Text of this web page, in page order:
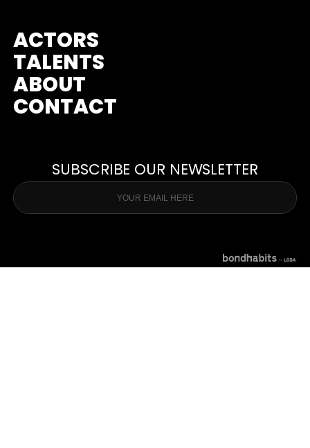
ACTORS
TALENTS
ABOUT
CONTACT
SUBSCRIBE OUR NEWSLETTER